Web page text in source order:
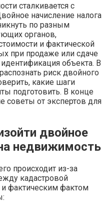
сталкивается с
начисление налога
по разным
органов,
и фактической
при продаже или сдаче
объекта. В
риск двойного
какие шаги
подготовить. В конце
советы от экспертов для
двойное
недвижимость
происходит из-за
кадастровой
фактическим фактом